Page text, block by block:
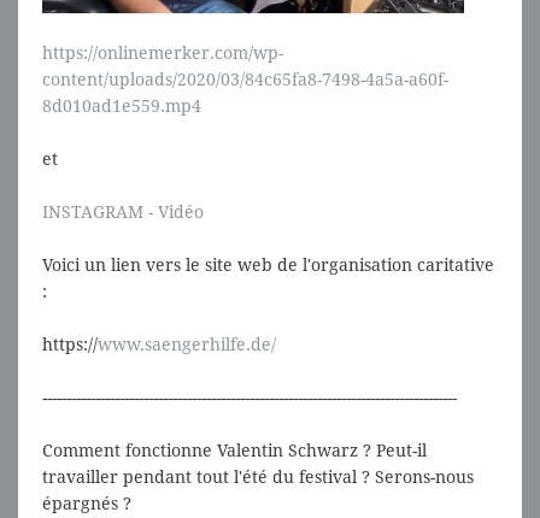
https://onlinemerker.com/wp-
content/uploads/2020/03/84c65fa8-7498-4a5a-a60f-
8d010ad1e559.mp4
et
INSTAGRAM - Vidéo
Voici un lien vers le site web de l'organisation caritative
:
https://www.saengerhilfe.de/
--------------------------------------------------------------------------------------
Comment fonctionne Valentin Schwarz ? Peut-il
travailler pendant tout l'été du festival ? Serons-nous
épargnés ?